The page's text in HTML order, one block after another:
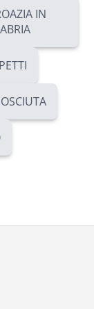
IN